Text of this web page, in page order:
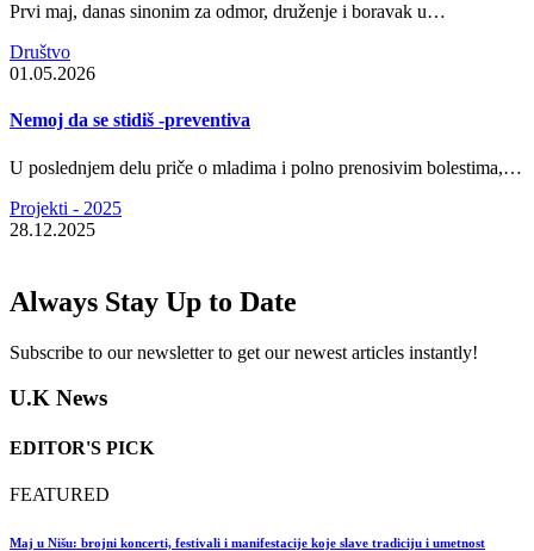
Prvi maj, danas sinonim za odmor, druženje i boravak u…
Društvo
01.05.2026
Nemoj da se stidiš -preventiva
U poslednjem delu priče o mladima i polno prenosivim bolestima,…
Projekti - 2025
28.12.2025
Always Stay Up to Date
Subscribe to our newsletter to get our newest articles instantly!
U.K News
EDITOR'S PICK
FEATURED
Maj u Nišu: brojni koncerti, festivali i manifestacije koje slave tradiciju i umetnost